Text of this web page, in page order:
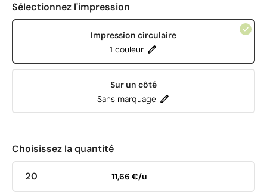
Sélectionnez l'impression
Impression circulaire
1 couleur
Sur un côté
Sans marquage
Choisissez la quantité
20 11,66 €/u